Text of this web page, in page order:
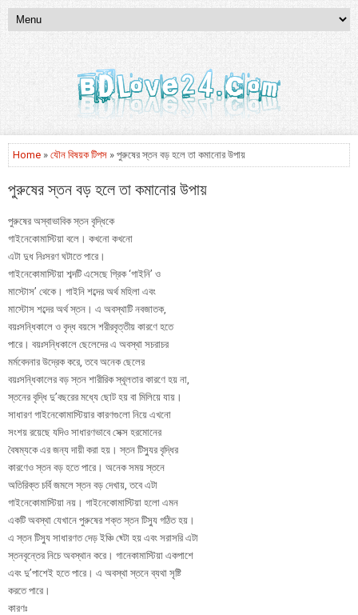
Home » যৌন বিষয়ক টিপস » পুরুষের স্তন বড় হলে তা কমানোর উপায়
পুরুষের স্তন বড় হলে তা কমানোর উপায়
পুরুষের অস্বাভাবিক স্তন বৃদ্ধিকে
গাইনেকোমাস্টিয়া বলে। কখনো কখনো
এটা দুধ নিঃসরণ ঘটাতে পারে।
গাইনেকোমাস্টিয়া শব্দটি এসেছে গ্রিক ‘গাইনি’ ও
মাস্টোস’ থেকে। গাইনি শব্দের অর্থ মহিলা এবং
মাস্টোস শব্দের অর্থ স্তন। এ অবস্থাটি নবজাতক,
বয়ঃসন্ধিকালে ও বৃদ্ধ বয়সে শরীরবৃত্তীয় কারণে হতে
পারে। বয়ঃসন্ধিকালে ছেলেদের এ অবস্থা সচরাচর
মর্মবেদনার উদ্রেক করে, তবে অনেক ছেলের
বয়ঃসন্ধিকালের বড় স্তন শারীরিক স্থূলতার কারণে হয় না,
স্তনের বৃদ্ধি দু’বছরের মধ্যে ছোট হয় বা মিলিয়ে যায়।
সাধারণ গাইনেকোমাস্টিয়ার কারণগুলো নিয়ে এখনো
সংশয় রয়েছে যদিও সাধারণভাবে সেক্স হরমোনের
বৈষম্যকে এর জন্য দায়ী করা হয়। স্তন টিস্যুর বৃদ্ধির
কারণেও স্তন বড় হতে পারে। অনেক সময় স্তনে
অতিরিক্ত চর্বি জমলে স্তন বড় দেখায়, তবে এটা
গাইনেকোমাস্টিয়া নয়। গাইনেকোমাস্টিয়া হলো এমন
একটি অবস্থা যেখানে পুরুষের শক্ত স্তন টিস্যু গঠিত হয়।
এ স্তন টিস্যু সাধারণত দেড় ইঞ্চি ছ্টো হয় এবং সরাসরি এটা
স্তনবৃন্তের নিচে অবস্থান করে। গানেকামাস্টিয়া একপাশে
এবং দু’পাশেই হতে পারে। এ অবস্থা স্তনে ব্যথা সৃষ্টি
করতে পারে।
কারণঃ